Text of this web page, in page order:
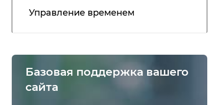
Управление временем
Базовая поддержка вашего
сайта